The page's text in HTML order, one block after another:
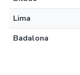
Lima
Badalona